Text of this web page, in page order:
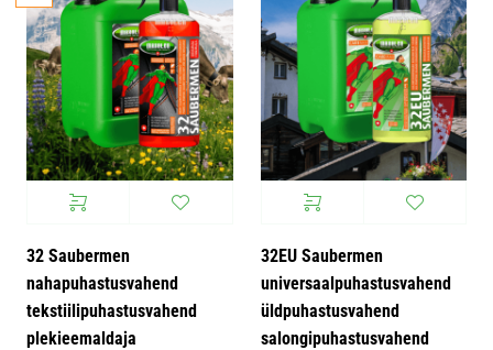
32 Saubermen
nahapuhastusvahend
tekstiilipuhastusvahend
plekieemaldaja
32EU Saubermen
universaalpuhastusvahend
üldpuhastusvahend
salongipuhastusvahend